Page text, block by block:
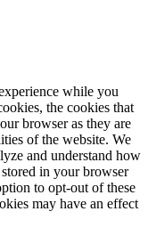
while you
the cookies that
browser as they are
of the website. We
and understand how
in your browser
to opt-out of these
may have an effect